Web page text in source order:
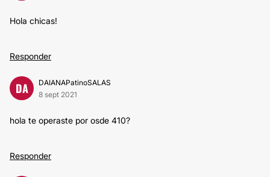
Hola chicas!
Responder
DA
DAIANAPatinoSALAS
8 sept 2021
hola te operaste por osde 410?
Responder